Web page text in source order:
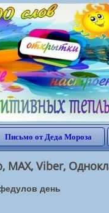
Письмо от Деда Мороза
MAX, Viber,
день